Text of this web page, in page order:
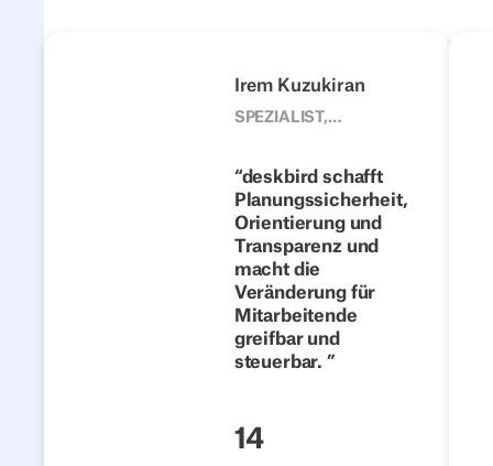
Schreibtisch zur
Zusammenarbeit:
Wie 4flow Hybrid
Irem Kuzukiran
SPEZIALIST,
TEAM, 4FLOW
deskbird schafft
Planungssicherheit,
Orientierung und
Transparenz und
macht die
Veränderung für
Mitarbeitende
greifbar und
steuerbar.
14
VorherigeNächste